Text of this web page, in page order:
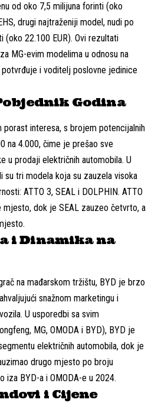
od oko 7,5 milijuna forinti (oko
drugi najtraženiji model, nudi po
(oko 22.100 EUR). Ovi rezultati
MG-evim modelima u odnosu na
i voditelj poslovne jedinice
Godina
porast interesa, s brojem potencijalnih
na 4.000, čime je prešao sve
u prodaji električnih automobila. U
su tri modela koja su zauzela visoka
ATTO 3, SEAL i DOLPHIN. ATTO
dok je SEAL zauzeo četvrto, a
i Dinamika na
na mađarskom tržištu, BYD je brzo
snažnom marketingu i
U usporedbi sa svim
MG, OMODA i BYD), BYD je
električnih automobila, dok je
drugo mjesto po broju
iza BYD-a i OMODA-e u 2024.
i Cijene